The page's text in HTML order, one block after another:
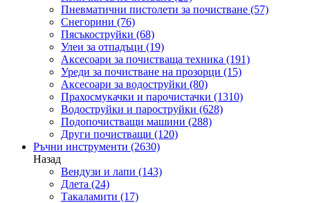
Пневматични пистолети за почистване (57)
Снегорини (76)
Пясъкоструйки (68)
Улеи за отпадъци (19)
Аксесоари за почистваща техника (191)
Уреди за почистване на прозорци (15)
Аксесоари за водоструйки (80)
Прахосмукачки и парочистачки (1310)
Водоструйки и пароструйки (628)
Подопочистващи машини (288)
Други почистващи (120)
Ръчни инструменти (2630)
Назад
Вендузи и лапи (143)
Длета (24)
Такаламити (17)